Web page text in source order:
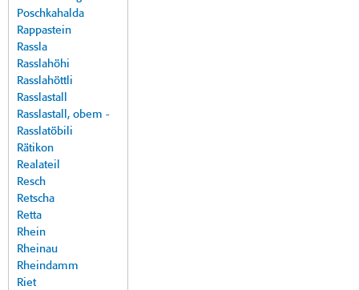
Poschkahalda
Rappastein
Rassla
Rasslahöhi
Rasslahöttli
Rasslastall
Rasslastall, obem -
Rasslatöbili
Rätikon
Realateil
Resch
Retscha
Retta
Rhein
Rheinau
Rheindamm
Riet